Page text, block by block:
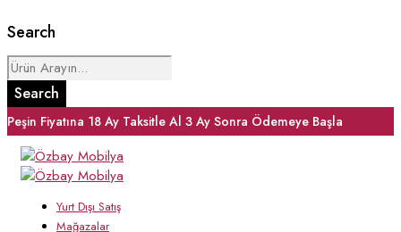
Search
Peşin Fiyatına 18 Ay Taksitle Al 3 Ay Sonra Ödemeye Başla
Yurt Dışı Satış
Mağazalar